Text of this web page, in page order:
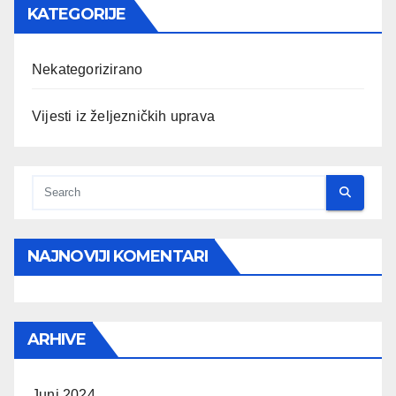
KATEGORIJE
Nekategorizirano
Vijesti iz željezničkih uprava
NAJNOVIJI KOMENTARI
ARHIVE